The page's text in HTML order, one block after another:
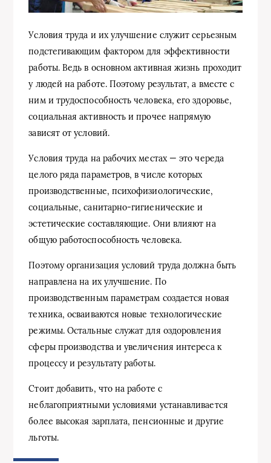
Условия труда и их улучшение служит серьезным
подстегивающим фактором для эффективности
работы. Ведь в основном активная жизнь проходит
у людей на работе. Поэтому результат, а вместе с
ним и трудоспособность человека, его здоровье,
социальная активность и прочее напрямую
зависят от условий.
Условия труда на рабочих местах — это череда
целого ряда параметров, в числе которых
производственные, психофизиологические,
социальные, санитарно-гигиенические и
эстетические составляющие. Они влияют на
общую работоспособность человека.
Поэтому организация условий труда должна быть
направлена на их улучшение. По
производственным параметрам создается новая
техника, осваиваются новые технологические
режимы. Остальные служат для оздоровления
сферы производства и увеличения интереса к
процессу и результату работы.
Стоит добавить, что на работе с
неблагоприятными условиями устанавливается
более высокая зарплата, пенсионные и другие
льготы.